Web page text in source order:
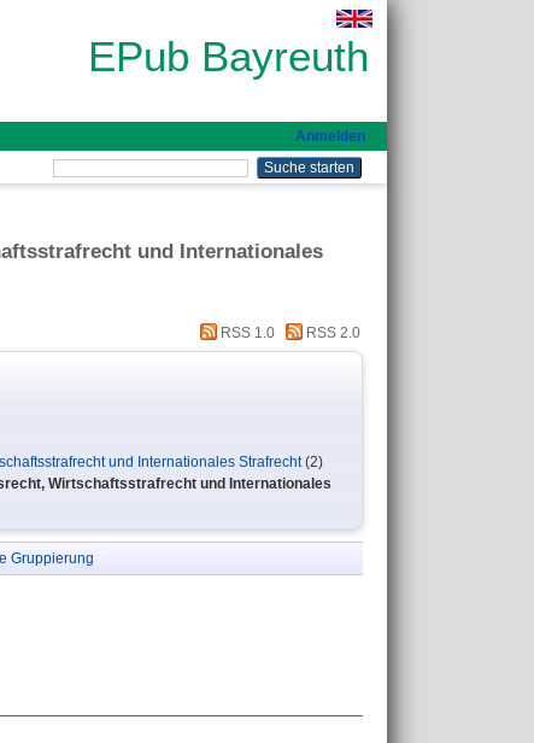
EPub Bayreuth
Anmelden
und Internationales
RSS 1.0 RSS 2.0
und Internationales Strafrecht(2)
Wirtschaftsstrafrecht und Internationales
Gruppierung